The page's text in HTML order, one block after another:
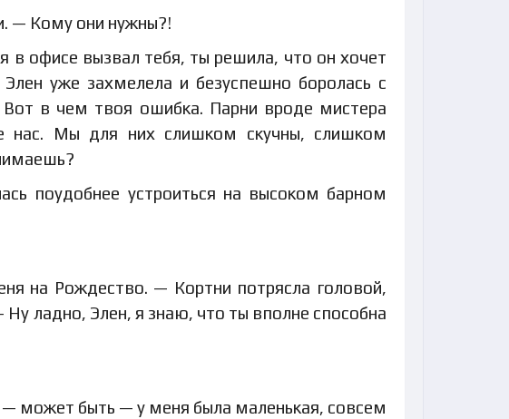
— Кому они нужны?!
офисе вызвал тебя, ты решила, что он хочет
уже захмелела и безуспешно боролась с
в чем твоя ошибка. Парни вроде мистера
нас. Мы для них слишком скучны, слишком
поудобнее устроиться на высоком барном
на Рождество. — Кортни потрясла головой,
ладно, Элен, я знаю, что ты вполне способна
быть — у меня была маленькая, совсем